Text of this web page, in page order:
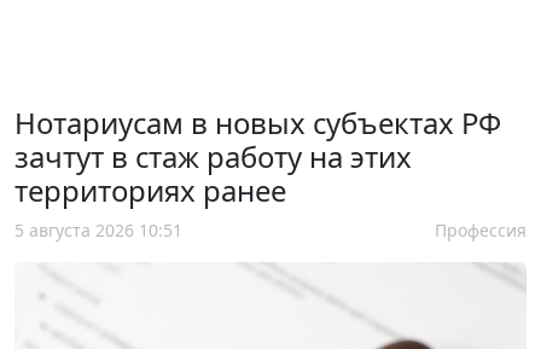
Нотариусам в новых субъектах РФ
зачтут в стаж работу на этих
территориях ранее
5 августа 2026 10:51 Профессия